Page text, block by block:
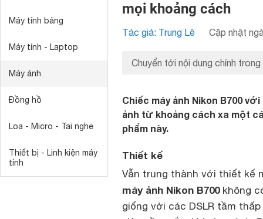
Máy tính bảng
Máy tính - Laptop
Máy ảnh
Đồng hồ
Loa - Micro - Tai nghe
Thiết bị - Linh kiện máy
tính
mọi khoảng cách
Tác giả: Trung Lê Cập nhật
Chuyển tới nội dung chính trong
Chiếc máy ảnh Nikon B700
ảnh từ khoảng cách xa một
phẩm này.
Thiết kế
Vẫn trung thành với thiết kế
máy ảnh Nikon B700không
giống với các DSLR tầm